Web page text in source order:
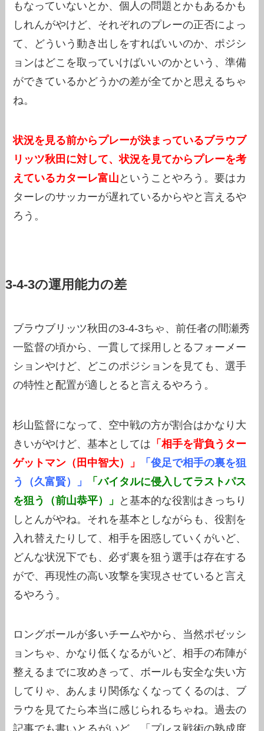
もなっていないとか、個人の問題とかもあるかも
しれんがやけど、それぞれのプレーの正否によっ
て、どういう動き出しをすればいいのか、ポジシ
ョンはどこを取っていけばいいのかという、準備
ができているかどうかの差が全てかと思えるちゃ
ね。
状況を見る前からプレーが決まっているブラウブ
リッツ秋田に対して、状況を見てからプレーを考
えているカターレ富山 ということやろう。要はカ
ターレのサッカーが遅れているからやと言えるや
ろう。
3-4-3の運用能力の差
ブラウブリッツ秋田の3-4-3ちゃ、前任者の間瀬秀
一監督の頃から、一貫して採用しとるフォーメー
ションやけど、どこのポジションを見ても、選手
の特性と配置が適しとると言えるやろう。
杉山監督になって、空中戦の方が割合はかなり大
きいがやけど、基本としては 「相手を背負うター
ゲットマン（田中智大）」
「俊足で相手の裏を狙
う（久富賢）」
「バイタルに侵入してラストパス
を狙う（前山恭平）」
と基本的な役割はきっちり
しとんがやね。それを基本としながらも、役割を
入れ替えたりして、相手を困惑していくがいど、
どんな状況下でも、必ず裏を狙う選手は存在する
がで、再現性の高い攻撃を実現させていると言え
るやろう。
ロングボールが多いチームやから、当然ポゼッシ
ョンちゃ、かなり低くなるがいど、相手の布陣が
整えるまでに攻めきって、ボールも安全な失い方
してりゃ、あんまり関係なくなってくるのは、ブ
ラウを見てたら本当に感じられるちゃね。過去の